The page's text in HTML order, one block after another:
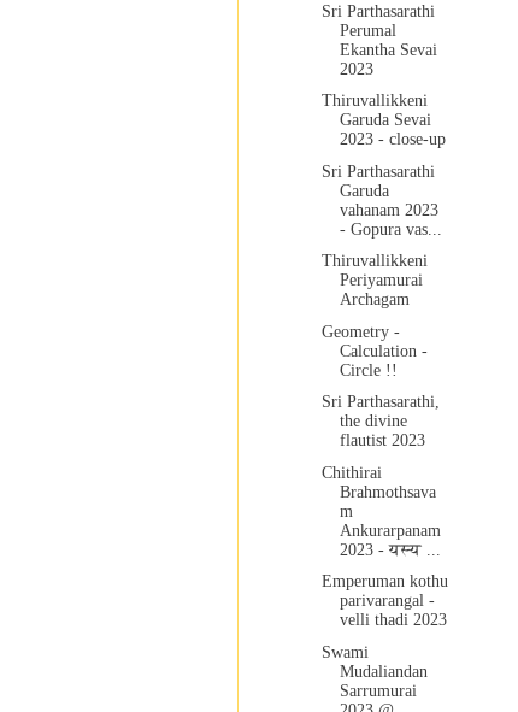
Sri Parthasarathi
Perumal
Ekantha Sevai
2023
Thiruvallikkeni
Garuda Sevai
2023 - close-up
Sri Parthasarathi
Garuda
vahanam 2023
- Gopura vas...
Thiruvallikkeni
Periyamurai
Archagam
Geometry -
Calculation -
Circle !!
Sri Parthasarathi,
the divine
flautist 2023
Chithirai
Brahmothsava
m
Ankurarpanam
2023 - यस्य ...
Emperuman kothu
parivarangal -
velli thadi 2023
Swami
Mudaliandan
Sarrumurai